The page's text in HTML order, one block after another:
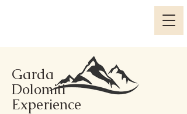
Garda
Dolomiti
Experience